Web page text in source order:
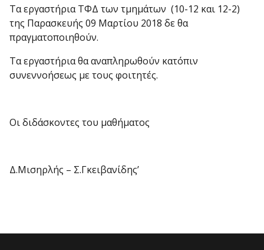
Τα εργαστήρια ΤΦΔ των τμημάτων (10-12 και 12-2)
της Παρασκευής 09 Μαρτίου 2018 δε θα
πραγματοποιηθούν.
Τα εργαστήρια θα αναπληρωθούν κατόπιν
συνεννοήσεως με τους φοιτητές.
Οι διδάσκοντες του μαθήματος
Δ.Μισηρλής – Σ.Γκειβανίδης’